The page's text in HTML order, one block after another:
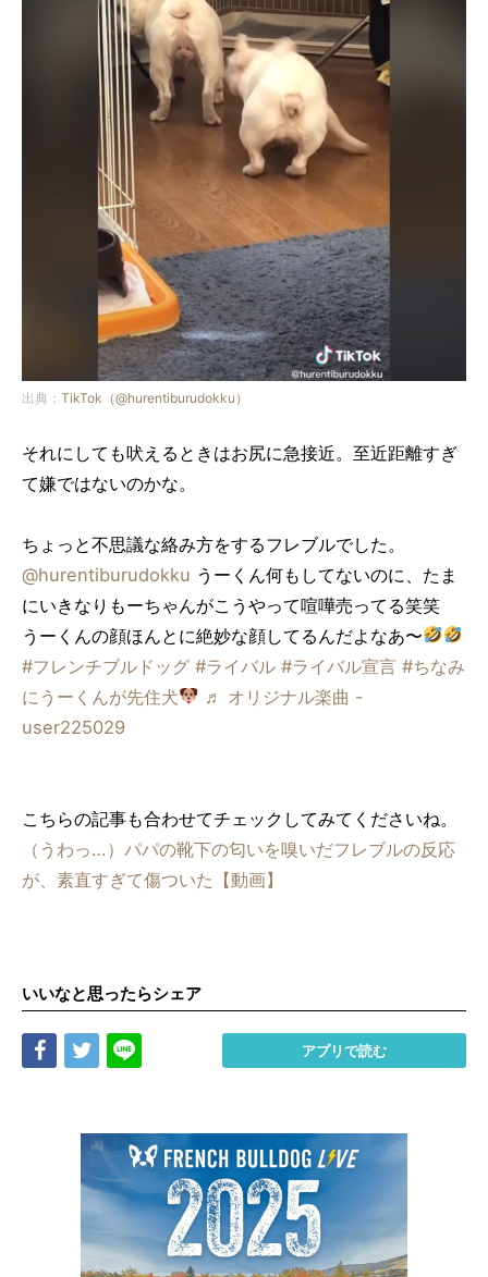
出典： TikTok（@hurentiburudokku）
それにしても吠えるときはお尻に急接近。至近距離すぎ
て嫌ではないのかな。
ちょっと不思議な絡み方をするフレブルでした。
@hurentiburudokku うーくん何もしてないのに、たま
にいきなりもーちゃんがこうやって喧嘩売ってる笑笑
うーくんの顔ほんとに絶妙な顔してるんだよなあ〜
#フレンチブルドッグ #ライバル #ライバル宣言 #ちなみ
にうーくんが先住犬
♬ オリジナル楽曲 -
user225029
こちらの記事も合わせてチェックしてみてくださいね。
（うわっ…）パパの靴下の匂いを嗅いだフレブルの反応
が、素直すぎて傷ついた【動画】
いいなと思ったらシェア
Share Tweet アプリで読む